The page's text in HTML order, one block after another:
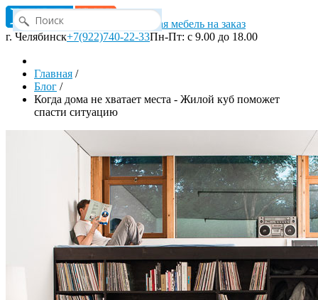
Корпусная мебель на заказ
г. Челябинск+7(922)740-22-33Пн-Пт: с 9.00 до 18.00
Главная /
Блог /
Когда дома не хватает места - Жилой куб поможет
спасти ситуацию